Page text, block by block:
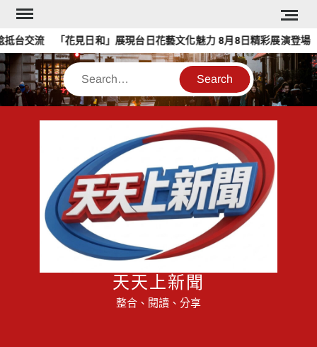
Skip
content
台交流 「花見日和」展現台日花藝文化魅力 8月8日精彩展演登場
Search
天天上新聞
整合、閱讀、分享